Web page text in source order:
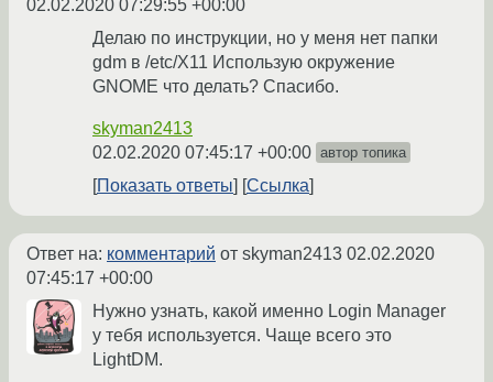
02.02.2020 07:29:55 +00:00
Делаю по инструкции, но у меня нет папки
gdm в /etc/X11 Использую окружение
GNOME что делать? Спасибо.
skyman2413
02.02.2020 07:45:17 +00:00 автор топика
Показать ответы Ссылка
Ответ на: комментарий от skyman2413 02.02.2020
07:45:17 +00:00
Нужно узнать, какой именно Login Manager
у тебя используется. Чаще всего это
LightDM.